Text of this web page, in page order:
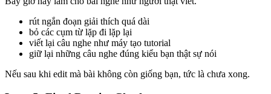
rút ngắn đoạn giải thích quá dài
bỏ các cụm từ lặp đi lặp lại
viết lại câu nghe như máy tạo tutorial
giữ lại những câu nghe đúng kiểu bạn thật sự nói
Nếu sau khi edit mà bài không còn giống bạn, tức là chưa xong.